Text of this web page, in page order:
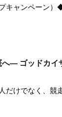
キャンペーン）
― ゴッドカイ
だけでなく、競